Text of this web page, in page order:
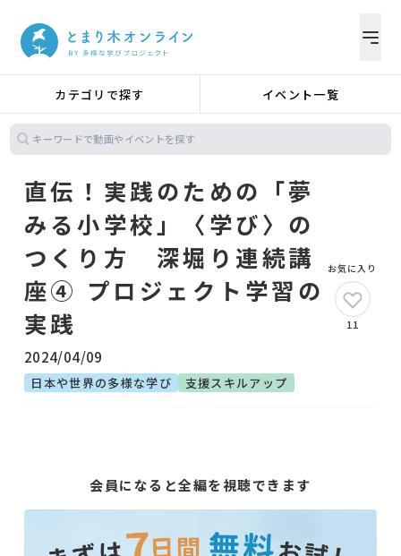
カテゴリで探す イベント一覧
直伝！実践のための「夢
みる小学校」〈学び〉の
つくり方 深堀り連続講
座④ プロジェクト学習の
実践
2024/04/09
日本や世界の多様な学び 支援スキルアップ
お気に入り
11
会員になると全編を視聴できます